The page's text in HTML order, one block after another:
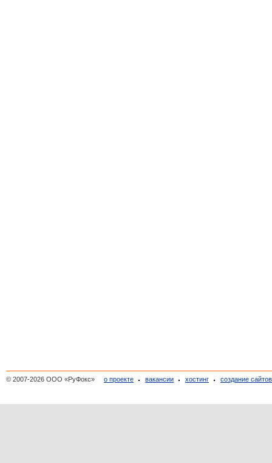
© 2007-2026 ООО «РуФокс» о проекте вакансии хостинг создание сайтов